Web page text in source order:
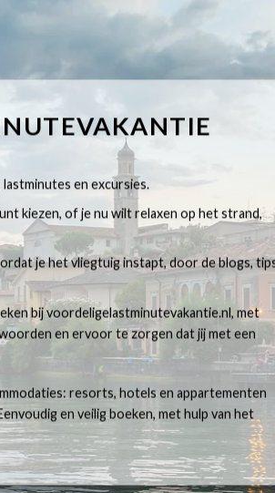
en excursies.
kiezen, of je nu wilt relaxen op het strand,
je het vliegtuig instapt, door de blogs,
bij voordeligelastminutevakantie.nl, met
en ervoor te zorgen dat jij met een
resorts, hotels en appartementen
en veilig boeken, met hulp van het